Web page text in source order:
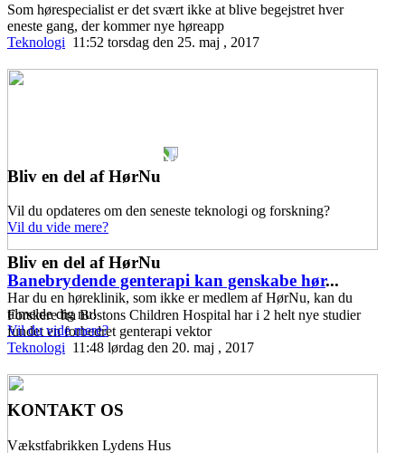
Som hørespecialist er det svært ikke at blive begejstret hver
eneste gang, der kommer nye høreapp
Teknologi 11:52 torsdag den 25. maj , 2017
Banebrydende genterapi kan genskabe hør...
Forskere fra Bostons Children Hospital har i 2 helt nye studier
fundet en forbedret genterapi vektor
Teknologi 11:48 lørdag den 20. maj , 2017
Bliv en del af HørNu
Vil du opdateres om den seneste teknologi og forskning?
Vil du vide mere?
Bliv en del af HørNu
Har du en høreklinik, som ikke er medlem af HørNu, kan du
tilmelde dig nu!
Vil du vide mere?
KONTAKT OS
Vækstfabrikken Lydens Hus